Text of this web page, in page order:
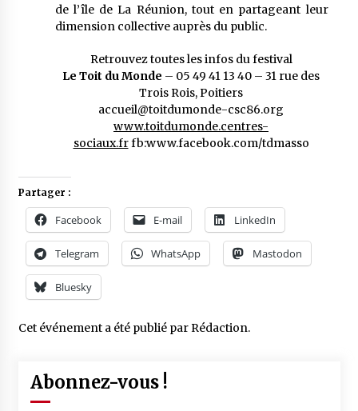
de l’île de La Réunion, tout en partageant leur
dimension collective auprès du public.
Retrouvez toutes les infos du festival
Le Toit du Monde – 05 49 41 13 40 – 31 rue des
Trois Rois, Poitiers
accueil@toitdumonde-csc86.org
www.toitdumonde.centres-
sociaux.frfb:www.facebook.com/tdmasso
Partager :
Facebook E-mail LinkedIn
Telegram WhatsApp Mastodon
Bluesky
Cet événement a été publié parRédaction.
Abonnez-vous !